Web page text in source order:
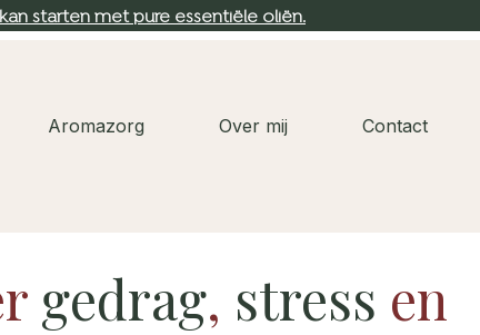
starten met pure essentiële oliën.
Aromazorg Over mij Contact
gedrag, stress en